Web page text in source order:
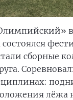
в
сборные
лёжа